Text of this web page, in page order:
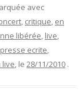
avec
, critique, en
libérée, live,
presse ecrite,
live, le 28/11/2010 .